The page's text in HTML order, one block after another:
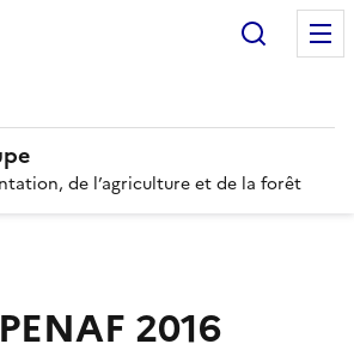
de l’agriculture et de la forêt
2016